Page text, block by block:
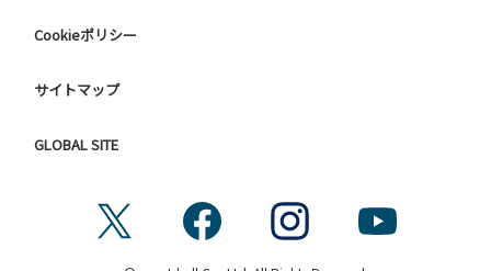
票」
1年以内に3種以上の混合ワクチンを接種していることがわか
◆ ご注意ください ◆
でに接種をお願いします。
■ ご利用日に生後91日以上になる子犬についても、ご利用日
Cookieポリシー
サイトマップ
GLOBAL SITE